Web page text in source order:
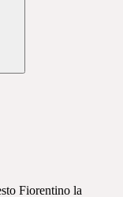
Fiorentino la